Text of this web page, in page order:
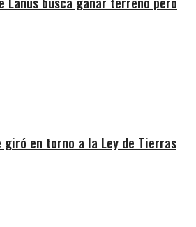
giró en torno a la Ley de Tierras